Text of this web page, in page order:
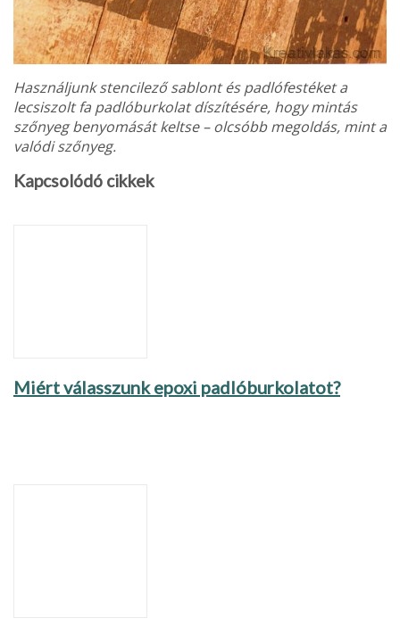
Használjunk stencilező sablont és padlófestéket a
lecsiszolt fa padlóburkolat díszítésére, hogy mintás
szőnyeg benyomását keltse – olcsóbb megoldás, mint a
valódi szőnyeg.
Kapcsolódó cikkek
Miért válasszunk epoxi padlóburkolatot?